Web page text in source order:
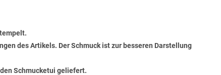
des Artikels. Der Schmuck ist zur besseren Darstellung
Schmucketui geliefert.